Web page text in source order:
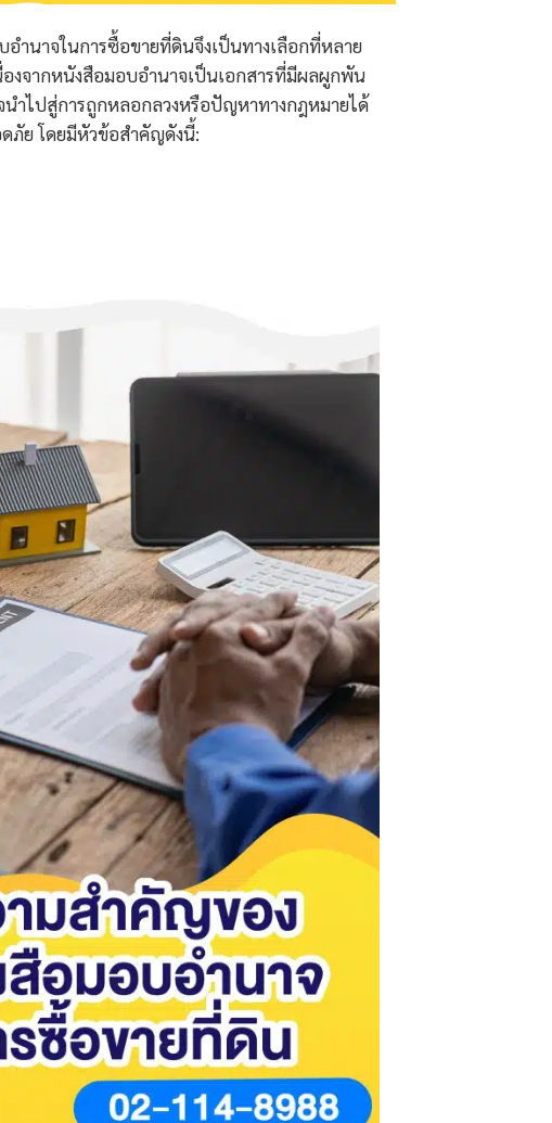
ำนาจในการซื้อขายที่ดินจึงเป็นทางเลือกที่หลาย
องจากหนังสือมอบอำนาจเป็นเอกสารที่มีผลผูกพัน
ำไปสู่การถูกหลอกลวงหรือปัญหาทางกฎหมายได้
ภัย โดยมีหัวข้อสำคัญดังนี้: